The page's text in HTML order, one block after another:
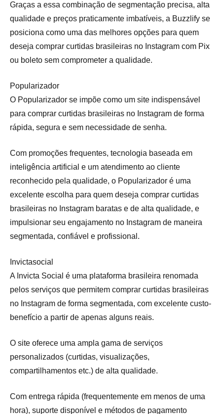
Graças a essa combinação de segmentação precisa, alta
qualidade e preços praticamente imbatíveis, a Buzzlify se
posiciona como uma das melhores opções para quem
deseja comprar curtidas brasileiras no Instagram com Pix
ou boleto sem comprometer a qualidade.
Popularizador
O Popularizador se impõe como um site indispensável
para comprar curtidas brasileiras no Instagram de forma
rápida, segura e sem necessidade de senha.
Com promoções frequentes, tecnologia baseada em
inteligência artificial e um atendimento ao cliente
reconhecido pela qualidade, o Popularizador é uma
excelente escolha para quem deseja comprar curtidas
brasileiras no Instagram baratas e de alta qualidade, e
impulsionar seu engajamento no Instagram de maneira
segmentada, confiável e profissional.
Invictasocial
A Invicta Social é uma plataforma brasileira renomada
pelos serviços que permitem comprar curtidas brasileiras
no Instagram de forma segmentada, com excelente custo-
benefício a partir de apenas alguns reais.
O site oferece uma ampla gama de serviços
personalizados (curtidas, visualizações,
compartilhamentos etc.) de alta qualidade.
Com entrega rápida (frequentemente em menos de uma
hora), suporte disponível e métodos de pagamento